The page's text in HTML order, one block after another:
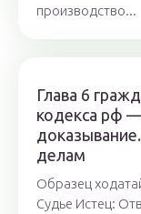
производство...
Глава 6
кодекса рф
делам
Образец
Судье Истец: